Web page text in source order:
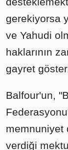
gerekiyorsa
ve Yahudi
haklarının
gayret
Balfour'un,
memnuniyet
verdiği